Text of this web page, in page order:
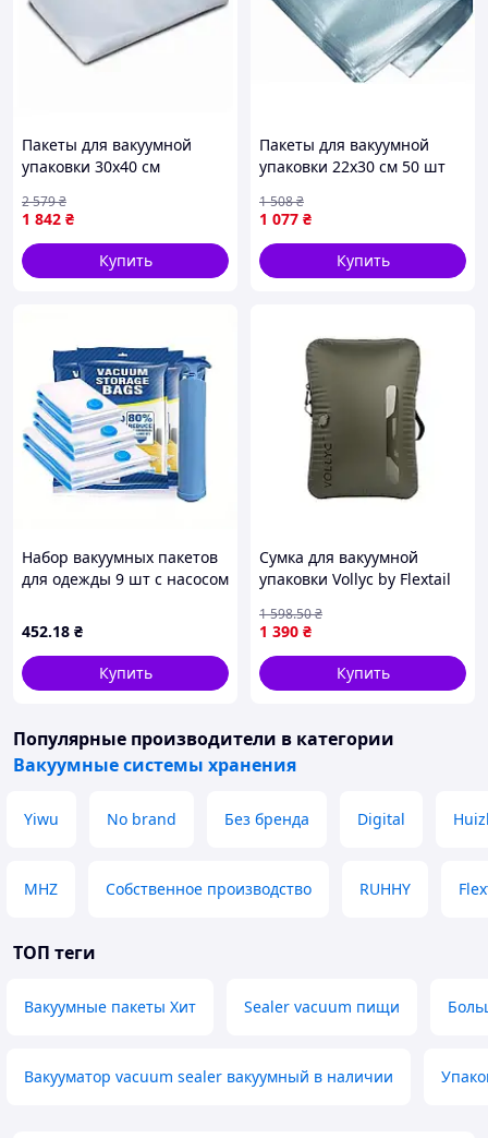
Пакеты для вакуумной
упаковки 30х40 см
MK-11374
1 842 ₴
2 579₴
Купить
Пакеты для вакуумной
упаковки 22х30 см 50 шт
прозрачные Princess MK-
11107
1 077 ₴
1 508₴
Купить
Набор вакуумных пакетов
для одежды 9 шт с насосом
вещей 9 шт с насосом
452.18 ₴
Купить
Сумка для вакуумной
упаковки Vollyc by Flextail
1 390 ₴
1 598.50₴
Купить
Популярные производители в категории
Вакуумные системы хранения
Yiwu No brand Без бренда Digital
MHZ Собственное производство RUHHY
ТОП теги
Вакуумные пакеты Хит Sealer vacuum пищи
Вакууматор vacuum sealer вакуумный в наличии